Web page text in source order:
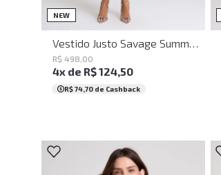
NEW PP P
R$ 498 00
4x de R$124,50
R$ 74,70 de Cashback